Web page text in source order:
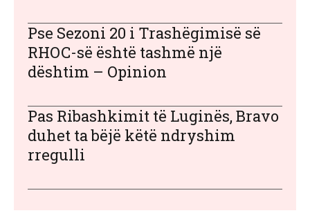
Pse Sezoni 20 i Trashëgimisë së
RHOC-së është tashmë një
dështim – Opinion
Pas Ribashkimit të Luginës, Bravo
duhet ta bëjë këtë ndryshim
rregulli